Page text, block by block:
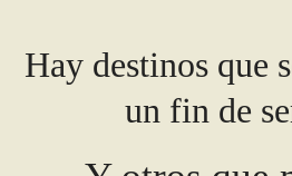
Hay destinos que
un fin de